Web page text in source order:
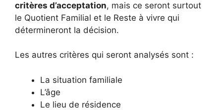
critères d’acceptation, mais ce seront surtout
le Quotient Familial et le Reste à vivre qui
détermineront la décision.
Les autres critères qui seront analysés sont :
La situation familiale
L’âge
Le lieu de résidence